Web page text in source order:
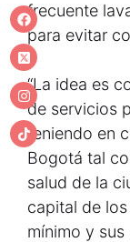
frecuente
para evitar
“La idea es
de servicios
teniendo en
Bogotá tal
salud de la
capital de
mínimo y